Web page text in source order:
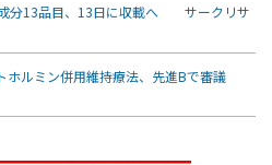
成分13品目、13日に収載へ サークリサ
ホルミン併用維持療法、先進Bで審議